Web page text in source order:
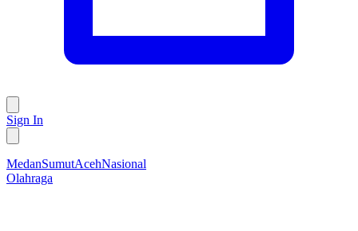
Sign In
MedanSumutAcehNasional
Olahraga